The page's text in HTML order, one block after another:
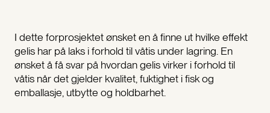
I dette forprosjektet ønsket en å finne ut hvilke effekt
gelis har på laks i forhold til våtis under lagring. En
ønsket å få svar på hvordan gelis virker i forhold til
våtis når det gjelder kvalitet, fuktighet i fisk og
emballasje, utbytte og holdbarhet.